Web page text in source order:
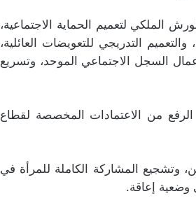
الملكي لتعميم الحماية الاجتماعية،
التدريجي للتعويضات العائلية،
السجل الاجتماعي الموحد، وتسريع
من الاعتمادات المخصصة لقطاع
وتشجيع المشاركة الكاملة للمرأة في
وضعية إعاقة.